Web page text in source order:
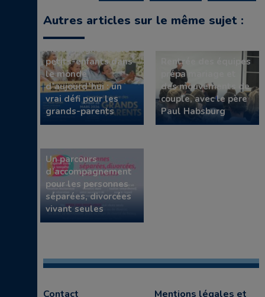
Autres articles sur le même sujet :
Accompagner leurs
petits-enfants dans
le monde
d’aujourd’hui : un
vrai défi pour les
grands-parents
Rentrée des équipes
prépa mariage et
des mouvements de
couple, avec le père
Paul Habsburg
Un parcours
d’accompagnement
pour les personnes
séparées, divorcées
vivant seules
Contact Mentions légales et